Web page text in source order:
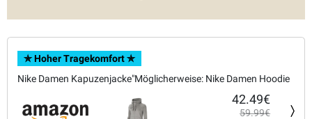
✯ Hoher Tragekomfort ✯
Nike Damen Kapuzenjacke"Möglicherweise: Nike Damen Hoodie
42.49€
59.99€